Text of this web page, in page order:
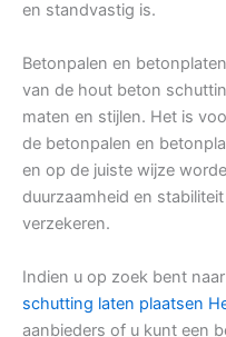
en standvastig is.
Betonpalen en
van de hout beton
maten en stijlen. Het is
de betonpalen en
en op de juiste wijze
duurzaamheid en
verzekeren.
Indien u op zoek bent
schutting laten plaatsen
aanbieders of u kunt een